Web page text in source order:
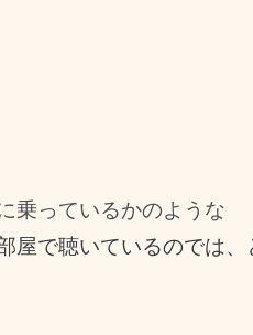
乗っているかのような
屋で聴いているのでは